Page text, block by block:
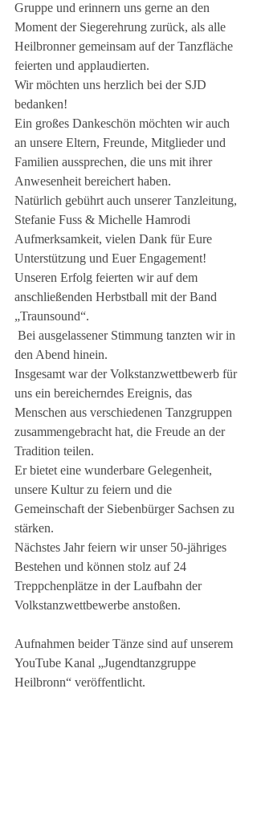
Gruppe und erinnern uns gerne an den
Moment der Siegerehrung zurück, als alle
Heilbronner gemeinsam auf der Tanzfläche
feierten und applaudierten.
Wir möchten uns herzlich bei der SJD
bedanken!
Ein großes Dankeschön möchten wir auch
an unsere Eltern, Freunde, Mitglieder und
Familien aussprechen, die uns mit ihrer
Anwesenheit bereichert haben.
Natürlich gebührt auch unserer Tanzleitung,
Stefanie Fuss & Michelle Hamrodi
Aufmerksamkeit, vielen Dank für Eure
Unterstützung und Euer Engagement!
Unseren Erfolg feierten wir auf dem
anschließenden Herbstball mit der Band
„Traunsound“.
den Abend hinein.
Insgesamt war der Volkstanzwettbewerb für
uns ein bereicherndes Ereignis, das
Menschen aus verschiedenen Tanzgruppen
zusammengebracht hat, die Freude an der
Tradition teilen.
Er bietet eine wunderbare Gelegenheit,
unsere Kultur zu feiern und die
Gemeinschaft der Siebenbürger Sachsen zu
stärken.
Nächstes Jahr feiern wir unser 50-jähriges
Bestehen und können stolz auf 24
Treppchenplätze in der Laufbahn der
Volkstanzwettbewerbe anstoßen.
Aufnahmen beider Tänze sind auf unserem
YouTube Kanal „Jugendtanzgruppe
Heilbronn“ veröffentlicht.